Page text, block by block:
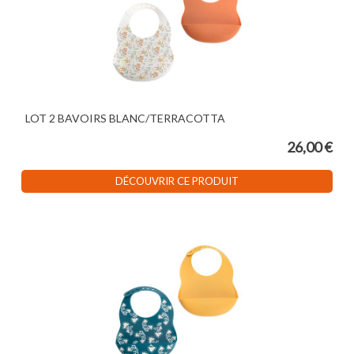
LOT 2 BAVOIRS BLANC/TERRACOTTA
26,00 €
DÉCOUVRIR CE PRODUIT